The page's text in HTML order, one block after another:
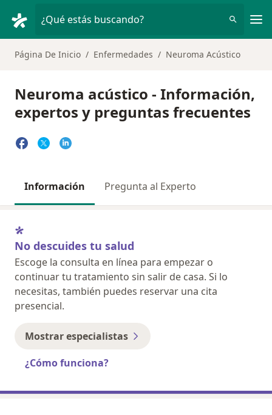
¿Qué estás buscando?
Página De Inicio Enfermedades Neuroma Acústico
Neuroma acústico - Información,
expertos y preguntas frecuentes
Información Pregunta al Experto
No descuides tu salud
Escoge la consulta en línea para empezar o
continuar tu tratamiento sin salir de casa. Si lo
necesitas, también puedes reservar una cita
presencial.
Mostrar especialistas
¿Cómo funciona?